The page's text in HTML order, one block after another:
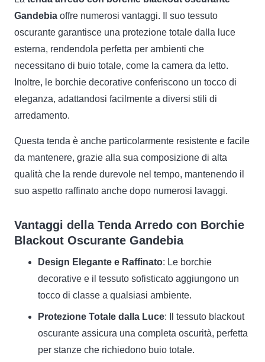
Gandebia offre numerosi vantaggi. Il suo tessuto
oscurante garantisce una protezione totale dalla luce
esterna, rendendola perfetta per ambienti che
necessitano di buio totale, come la camera da letto.
Inoltre, le borchie decorative conferiscono un tocco di
eleganza, adattandosi facilmente a diversi stili di
arredamento.
Questa tenda è anche particolarmente resistente e facile
da mantenere, grazie alla sua composizione di alta
qualità che la rende durevole nel tempo, mantenendo il
suo aspetto raffinato anche dopo numerosi lavaggi.
Vantaggi della Tenda Arredo con Borchie
Blackout Oscurante Gandebia
Design Elegante e Raffinato: Le borchie
decorative e il tessuto sofisticato aggiungono un
tocco di classe a qualsiasi ambiente.
Protezione Totale dalla Luce: Il tessuto blackout
oscurante assicura una completa oscurità, perfetta
per stanze che richiedono buio totale.